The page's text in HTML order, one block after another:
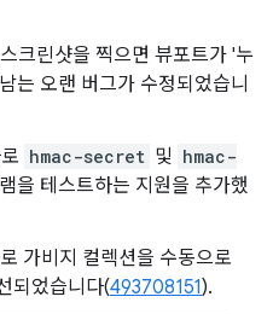
크린샷을 찍으면 뷰포트가 '누
는 오랜 버그가 수정되었습니
hmac-secret 및 hmac-
을 테스트하는 지원을 추가했
가비지 컬렉션을 수동으로
되었습니다(493708151).